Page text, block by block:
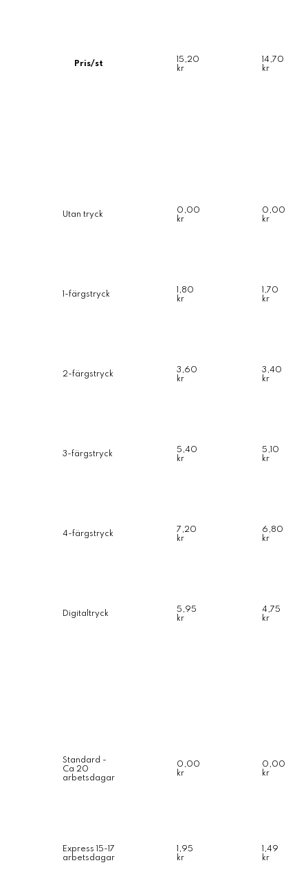
Pris/st
15,20
kr
14,70
kr
Utan tryck
0,00
kr
0,00
kr
1-färgstryck
1,80
kr
1,70
kr
2-färgstryck
3,60
kr
3,40
kr
3-färgstryck
5,40
kr
5,10
kr
4-färgstryck
7,20
kr
6,80
kr
Digitaltryck
5,95
kr
4,75
kr
Standard -
Ca 20
arbetsdagar
0,00
kr
0,00
kr
Express 15-17
arbetsdagar
1,95
kr
1,49
kr